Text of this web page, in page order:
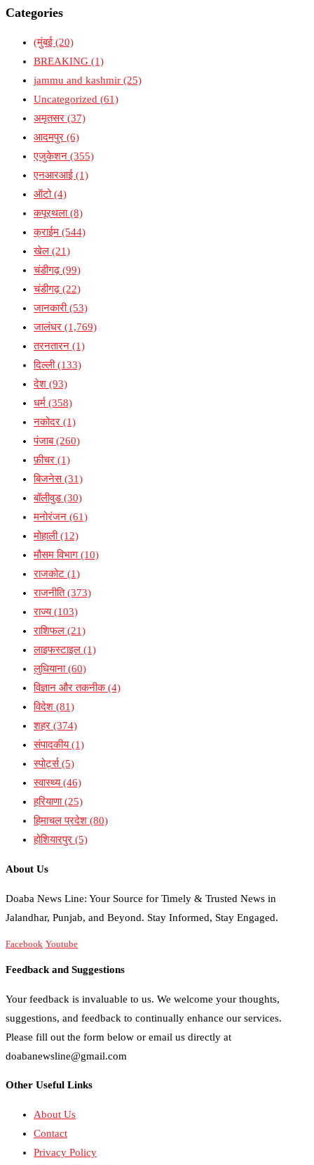
Categories
(मुंबई (20)
BREAKING (1)
jammu and kashmir (25)
Uncategorized (61)
अमृतसर (37)
आदमपुर (6)
एजुकेशन (355)
एनआरआई (1)
ऑटो(4)
कपूरथला(8)
क्राईम (544)
खेल (21)
चंडीगढ़(99)
चंडीगढ़(22)
जानकारी(53)
जालंधर (1,769)
तरनतारन (1)
दिल्ली(133)
देश (93)
धर्म (358)
नकोदर (1)
पंजाब(260)
फ़ीचर (1)
बिजनेस(31)
बॉलीवुड(30)
मनोरंजन (61)
मोहाली(12)
मौसम विभाग (10)
राजकोट (1)
राजनीति(373)
राज्य(103)
राशिफल (21)
लाइफस्टाइल (1)
लुधियाना(60)
विज्ञान और तकनीक(4)
विदेश (81)
शहर (374)
संपादकीय(1)
स्पोर्ट्स(5)
स्वास्थ्य(46)
हरियाणा(25)
हिमाचल प्रदेश (80)
होशियारपुर (5)
About Us
Doaba News Line: Your Source for Timely & Trusted News in
Jalandhar, Punjab, and Beyond. Stay Informed, Stay Engaged.
Facebook Youtube
Feedback and Suggestions
Your feedback is invaluable to us. We welcome your thoughts,
suggestions, and feedback to continually enhance our services.
Please fill out the form below or email us directly at
doabanewsline@gmail.com
Other Useful Links
About Us
Contact
Privacy Policy